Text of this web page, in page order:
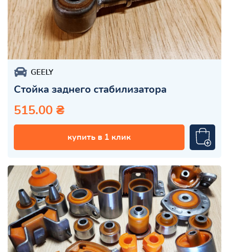
GEELY
Стойка заднего стабилизатора
515.00 ₴
купить в 1 клик